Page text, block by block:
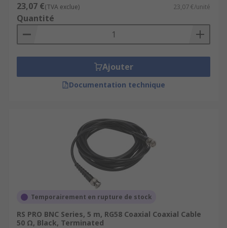
23,07 €(TVA exclue) 23,07 €/unité
Quantité
Ajouter
Documentation technique
Temporairement en rupture de stock
RS PRO BNC Series, 5 m, RG58 Coaxial Coaxial Cable
50 Ω, Black, Terminated